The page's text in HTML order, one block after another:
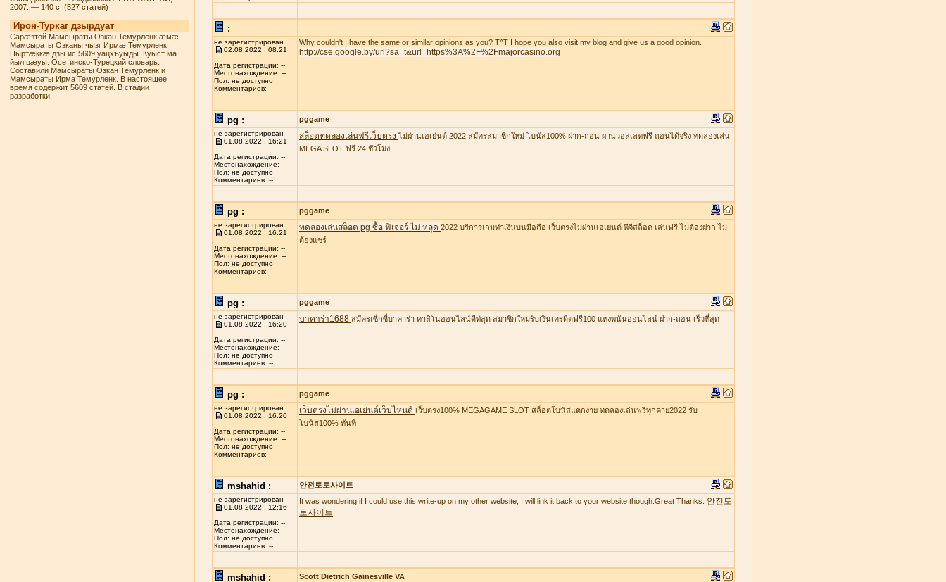
2007. — 140 с. (527 статей)
Ирон-Туркаг дзырдуат
Сарæзтой Мамсыраты Озкан Темурленк æмæ
Мамсыраты Озканы чызг Ирмæ Темурленк.
Ныртæккæ дзы ис 5609 уацхъуыды. Куыст ма
йыл цæуы. Осетинско-Турецкий словарь.
Составили Мамсыраты Озкан Темурленк и
Мамсыраты Ирма Темурленк. В настоящее
время содержит 5609 статей. В стадии
разработки.
:
не зарегистрирован
02.08.2022 , 08:21
Дата регистрации: --
Местонахождение: --
Пол: не доступно
Комментариев: --
Why couldn't I have the same or similar opinions as you? T^T I hope you also visit my blog and give us a good opinion.
http://cse.google.by/url?sa=t&url=https%3A%2F%2Fmajorcasino.org
pg : pggame
не зарегистрирован
01.08.2022 , 16:21
Дата регистрации: --
Местонахождение: --
Пол: не доступно
Комментариев: --
สล็อตทดลองเล่นฟรีเว็บตรงไม่ผ่านเอเย่นต์ 2022 สมัครสมาชิกใหม่ โบนัส100% ฝาก-ถอน ผ่านวอลเลทฟรี ถอนได้จริง ทดลองเล่น
MEGA SLOT ฟรี 24 ชั่วโมง
pg : pggame
не зарегистрирован
01.08.2022 , 16:21
Дата регистрации: --
Местонахождение: --
Пол: не доступно
Комментариев: --
ทดลองเล่นสล็อต pg ซื้อ ฟีเจอร์ ไม่ หลุด 2022 บริการเกมทำเงินบนมือถือ เว็บตรงไม่ผ่านเอเย่นต์ พีจีสล็อต เล่นฟรี ไม่ต้องฝาก ไม่
ต้องแชร์
pg : pggame
не зарегистрирован
01.08.2022 , 16:20
Дата регистрации: --
Местонахождение: --
Пол: не доступно
Комментариев: --
บาคาร่า1688 สมัครเซ็กซี่บาคาร่า คาสิโนออนไลน์ดีท่สุด สมาชิกใหม่รับเงินเครดิตฟรี100 แทงพนันออนไลน์ ฝาก-ถอน เร็วที่สุด
pg : pggame
не зарегистрирован
01.08.2022 , 16:20
Дата регистрации: --
Местонахождение: --
Пол: не доступно
Комментариев: --
เว็บตรงไม่ผ่านเอเย่นต์เว็บไหนดี เว็บตรง100% MEGAGAME SLOT สล็อตโบนัสแตกง่าย ทดลองเล่นฟรีทุกค่าย2022 รับ
โบนัส100% ทันที
mshahid : 안전토토사이트
не зарегистрирован
01.08.2022 , 12:16
Дата регистрации: --
Местонахождение: --
Пол: не доступно
Комментариев: --
It was wondering if I could use this write-up on my other website, I will link it back to your website though.Great Thanks. 안전토
토사이트
mshahid : Scott Dietrich Gainesville VA